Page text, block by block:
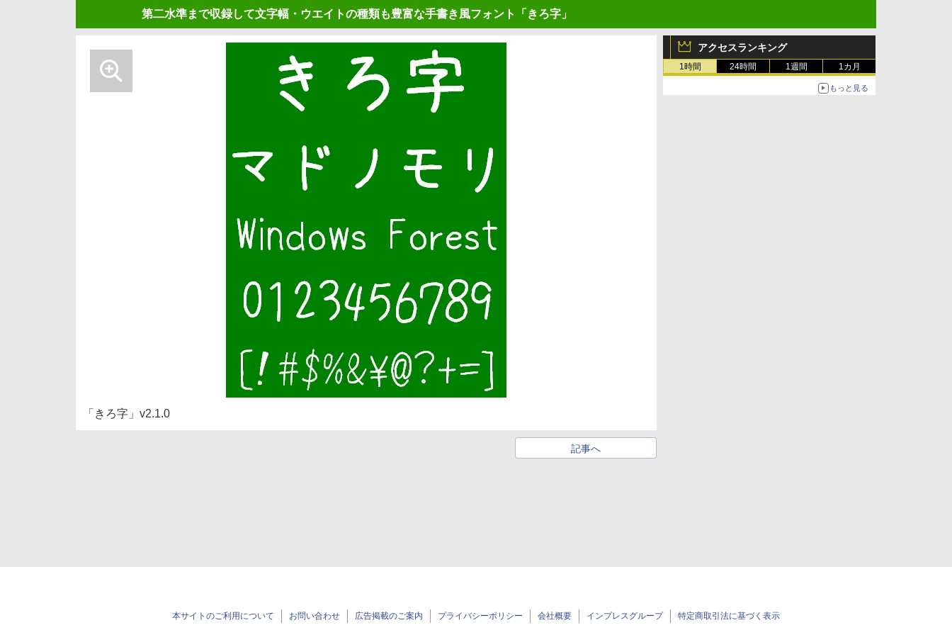
第二水準まで収録して文字幅・ウエイトの種類も豊富な手書き風フォント「きろ字」
アクセスランキング
1時間 24時間 1週間 1カ月
もっと見る
「きろ字」v2.1.0
記事へ
本サイトのご利用について お問い合わせ 広告掲載のご案内 プライバシーポリシー 会社概要 インプレスグループ 特定商取引法に基づく表示